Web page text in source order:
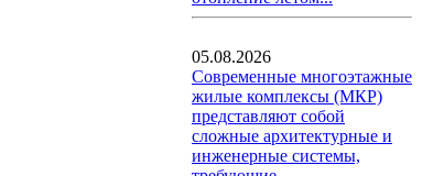
05.08.2026
Современные многоэтажные
жилые комплексы (МКР)
представляют собой
сложные архитектурные и
инженерные системы,